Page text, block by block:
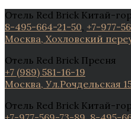
Отель Red Brick Китай-
8-495-664-21-50, +7-977-
Москва, Хохловский
Отель Red Brick Пресня
+7 (989) 581-16-19
Москва, Ул.Рочдельская
Отель Red Brick Китай-